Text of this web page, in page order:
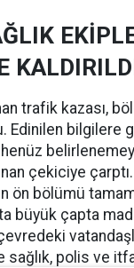
trafik kazası,
Edinilen bilgilere
çekiciye çarptı.
ön bölümü
büyük çapta
sağlık, polis ve